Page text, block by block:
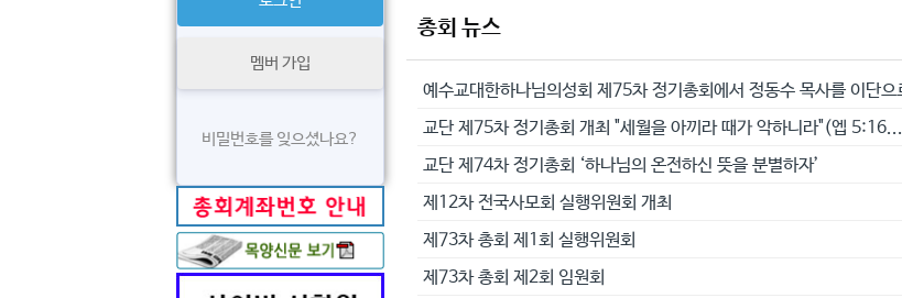
멤버 가입
비밀번호를 잊으셨나요?
총회 뉴스
교단 제75차 정기총회 개최 "세월을 아끼라 때가 악하니라"(엡 5:16...
교단 제74차 정기총회 ‘하나님의 온전하신 뜻을 분별하자’
제12차 전국사모회 실행위원회 개최
제73차 총회 제1회 실행위원회
제73차 총회 제2회 임원회